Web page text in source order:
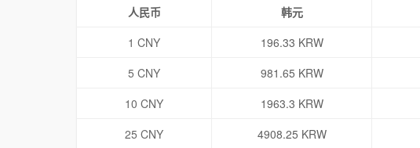
人民币 韩元
1 CNY
196.33 KRW
5 CNY
981.65 KRW
10 CNY
1963.3 KRW
25 CNY
4908.25 KRW